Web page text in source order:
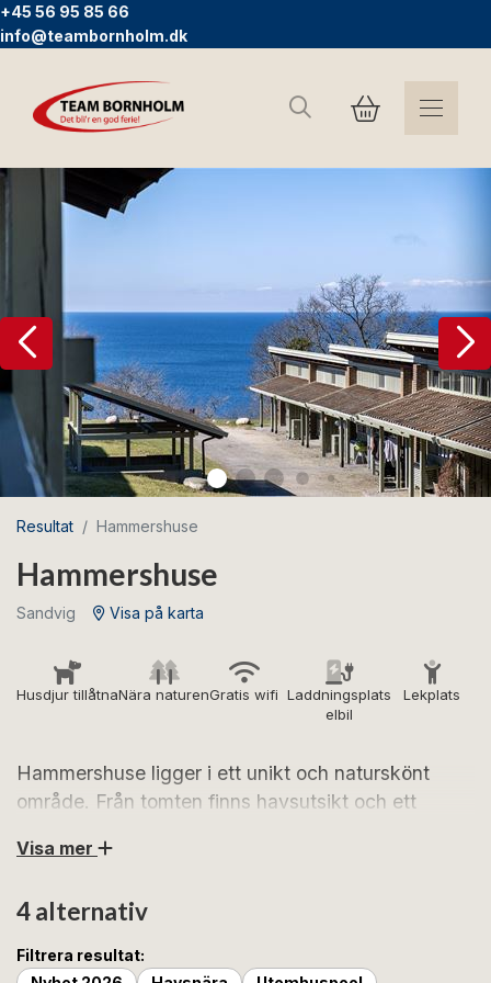
+45 56 95 85 66
info@teambornholm.dk
Sök
Resultat Hammershuse
Hammershuse
Sandvig Visa på karta
Husdjur tillåtnaNära naturenGratis wifi Laddningsplats
elbil
Lekplats
Hammershuse ligger i ett unikt och naturskönt
område. Från tomten finns havsutsikt och ett
och boulebanor. Med Hammershus,
garanterad en semester med många vackra
naturupplevelser.
Visa mer
4 alternativ
Filtrera resultat: